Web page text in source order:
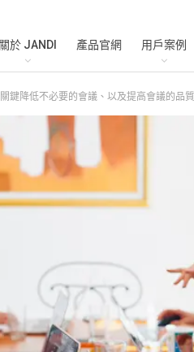
關於 JANDI 產品官網 用戶案例
鍵降低不必要的會議、以及提高會議的品質